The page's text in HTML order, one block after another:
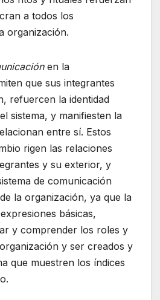
a todos los
organización.
en la
que sus integrantes
refuercen la identidad
sistema, y manifiesten la
entre sí. Estos
rigen las relaciones
y su exterior, y
de comunicación
la organización, ya que la
básicas,
y comprender los roles y
y ser creados y
que muestren los índices